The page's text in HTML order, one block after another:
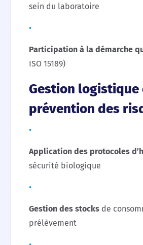
sein du laboratoire
Participation à la démarche
ISO 15189)
Gestion logistique
prévention des
Application des protocoles
sécurité biologique
Gestion des stocks de
prélèvement